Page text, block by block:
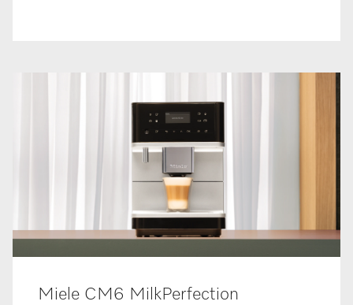
Miele CM6 MilkPerfection